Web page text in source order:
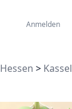
Anmelden
Hessen > Kassel